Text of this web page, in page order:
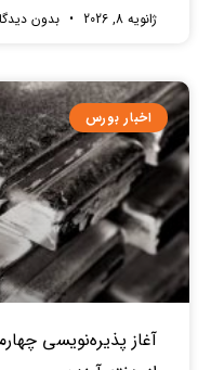
ژانویه 8, 2026 بدون
اخبار بورس
آغاز پذیره‌نویسی